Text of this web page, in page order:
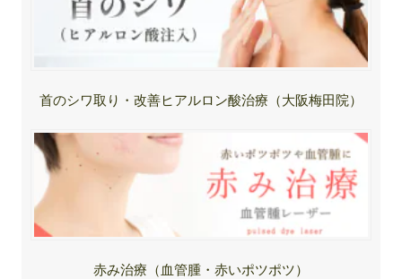
首のシワ取り・改善ヒアルロン酸治療（大阪梅田院）
赤み治療（血管腫・赤いポツポツ）